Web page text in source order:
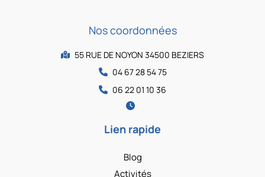
Nos coordonnées
55 RUE DE NOYON 34500 BEZIERS
04 67 28 54 75
06 22 01 10 36
Lien rapide
Blog
Activités